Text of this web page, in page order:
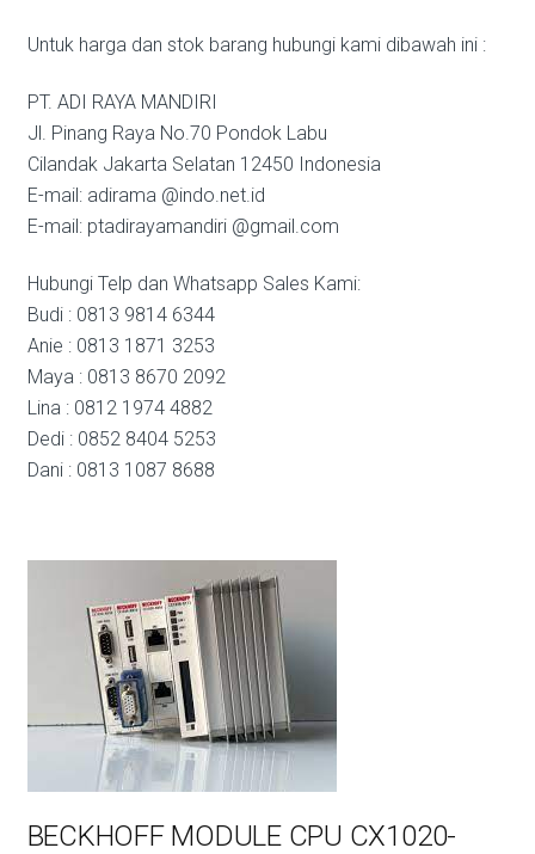
Untuk harga dan stok barang hubungi kami dibawah ini :
PT. ADI RAYA MANDIRI
Jl. Pinang Raya No.70 Pondok Labu
Cilandak Jakarta Selatan 12450 Indonesia
E-mail: adirama @indo.net.id
E-mail: ptadirayamandiri @gmail.com
Hubungi Telp dan Whatsapp Sales Kami:
Budi : 0813 9814 6344
Anie : 0813 1871 3253
Maya : 0813 8670 2092
Lina : 0812 1974 4882
Dedi : 0852 8404 5253
Dani : 0813 1087 8688
BECKHOFF MODULE CPU CX1020-